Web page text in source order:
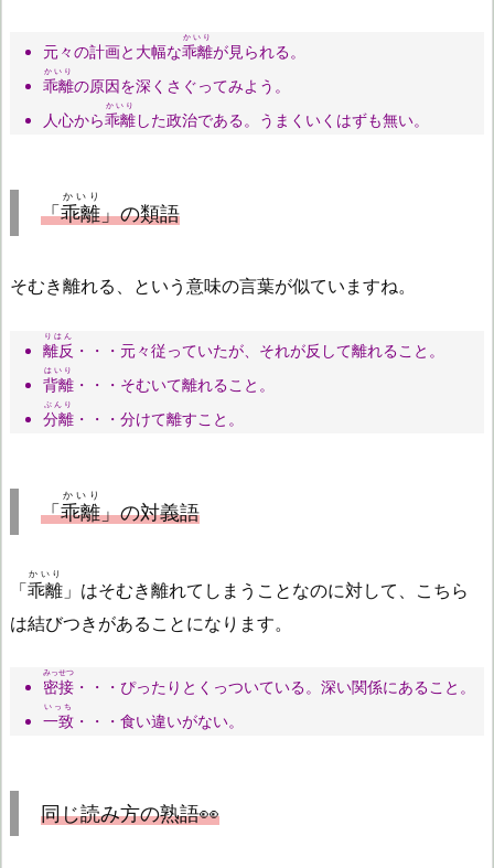
元々の計画と大幅な乖離
かいり
が見られる。
乖離
かいり
の原因を深くさぐってみよう。
人心から乖離
かいり
した政治である。うまくいくはずも無い。
「乖離
かいり
」の類語
そむき離れる、という意味の言葉が似ていますね。
離反
りはん
・・・元々従っていたが、それが反して離れること。
背離
はいり
・・・そむいて離れること。
分離
ぶんり
・・・分けて離すこと。
「乖離
かいり
」の対義語
「乖離
かいり
」はそむき離れてしまうことなのに対して、こちら
は結びつきがあることになります。
密接
みっせつ
・・・ぴったりとくっついている。深い関係にあること。
一致
いっち
・・・食い違いがない。
同じ読み方の熟語👀